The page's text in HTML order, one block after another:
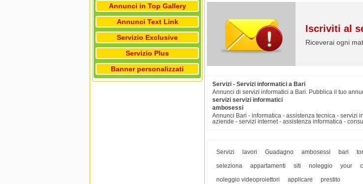
Annunci in Top Gallery
Annunci Text Link
Servizio Exclusive
Servizio Plus
Banner personalizzati
Iscriviti al
Riceverai ogni
Servizi - Servizi informatici a Bari
Annunci di servizi informatici a Bari. Pubblica il tuo
servizi servizi informatici
ambosessi
Annunci Bari - informatica - assistenza tecnica - servizi
aziende - servizi internet - assistenza informatica -
Servizi lavori Guadagno ambosessi bari
seleziona
appartamenti siti noleggio your
noleggio videoproiettori
applicare prestito